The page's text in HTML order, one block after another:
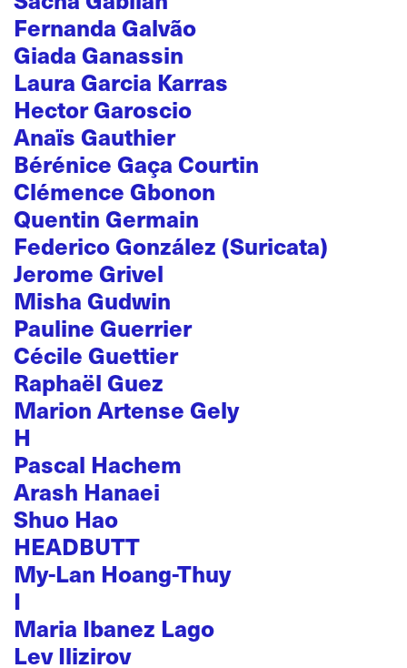
Fernanda Galvão
Giada Ganassin
Laura Garcia Karras
Hector Garoscio
Anaïs Gauthier
Bérénice Gaça Courtin
Clémence Gbonon
Quentin Germain
Federico González (Suricata)
Jerome Grivel
Misha Gudwin
Pauline Guerrier
Cécile Guettier
Raphaël Guez
Marion Artense Gely
H
Pascal Hachem
Arash Hanaei
Shuo Hao
HEADBUTT
My-Lan Hoang-Thuy
I
Maria Ibanez Lago
Lev Ilizirov